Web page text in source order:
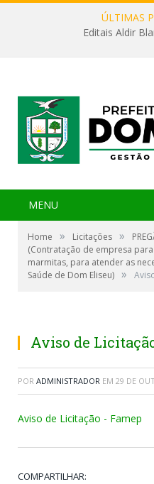
ÚLTIMAS
Editais Aldir
MENU
Home » Licitações »
(Contratação de empresa
marmitas, para atender as
Saúde de Dom Eliseu) »
Aviso de
POR ADMINISTRADOR EM 29 DE
Aviso de Licitação - Famep
COMPARTILHAR: